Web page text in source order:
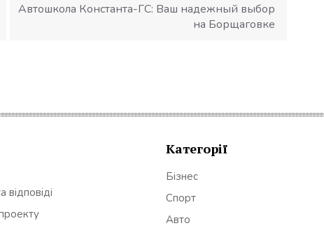
Автошкола Константа-ГС: Ваш надежный выбор
на Борщаговке
відповіді
Категорії
Бізнес
Спорт
Авто